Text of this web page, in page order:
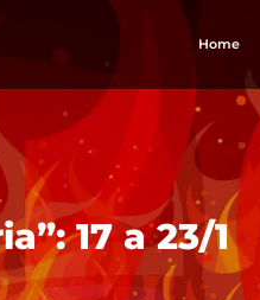
Home
17 a 23/1